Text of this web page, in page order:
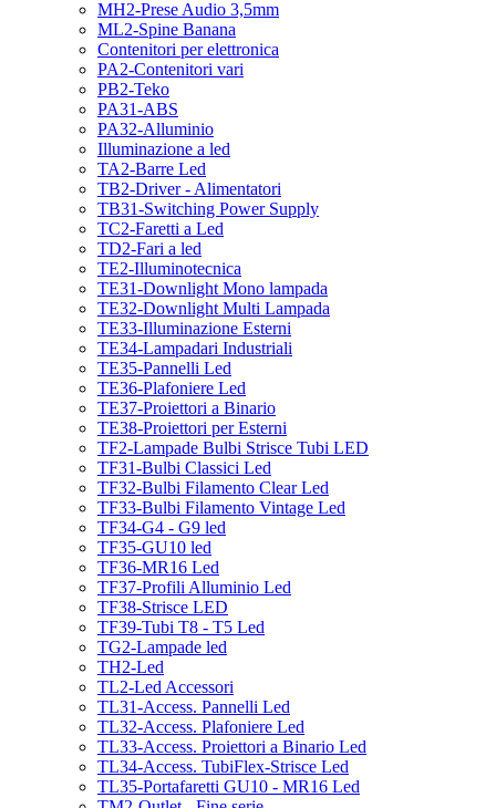
MH2-Prese Audio 3,5mm
ML2-Spine Banana
Contenitori per elettronica
PA2-Contenitori vari
PB2-Teko
PA31-ABS
PA32-Alluminio
Illuminazione a led
TA2-Barre Led
TB2-Driver - Alimentatori
TB31-Switching Power Supply
TC2-Faretti a Led
TD2-Fari a led
TE2-Illuminotecnica
TE31-Downlight Mono lampada
TE32-Downlight Multi Lampada
TE33-Illuminazione Esterni
TE34-Lampadari Industriali
TE35-Pannelli Led
TE36-Plafoniere Led
TE37-Proiettori a Binario
TE38-Proiettori per Esterni
TF2-Lampade Bulbi Strisce Tubi LED
TF31-Bulbi Classici Led
TF32-Bulbi Filamento Clear Led
TF33-Bulbi Filamento Vintage Led
TF34-G4 - G9 led
TF35-GU10 led
TF36-MR16 Led
TF37-Profili Alluminio Led
TF38-Strisce LED
TF39-Tubi T8 - T5 Led
TG2-Lampade led
TH2-Led
TL2-Led Accessori
TL31-Access. Pannelli Led
TL32-Access. Plafoniere Led
TL33-Access. Proiettori a Binario Led
TL34-Access. TubiFlex-Strisce Led
TL35-Portafaretti GU10 - MR16 Led